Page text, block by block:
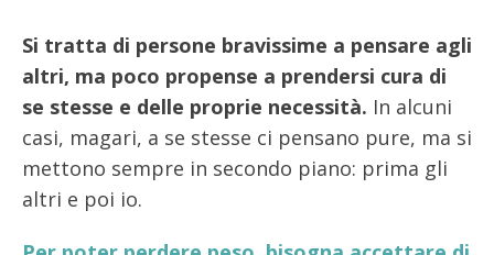
Si tratta di persone bravissime a pensare agli
altri, ma poco propense a prendersi cura di
se stesse e delle proprie necessità. In alcuni
casi, magari, a se stesse ci pensano pure, ma si
mettono sempre in secondo piano: prima gli
altri e poi io.